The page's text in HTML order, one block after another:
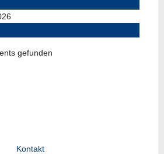
gefunden
Kontakt